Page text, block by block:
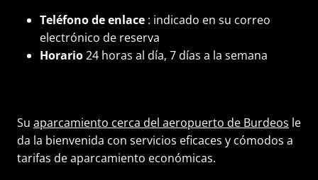
Teléfono de enlace : indicado en su correo
electrónico de reserva
Horario24 horas al día, 7 días a la semana
Su aparcamiento cerca del aeropuerto de Burdeos le
da la bienvenida con servicios eficaces y cómodos a
tarifas de aparcamiento económicas.